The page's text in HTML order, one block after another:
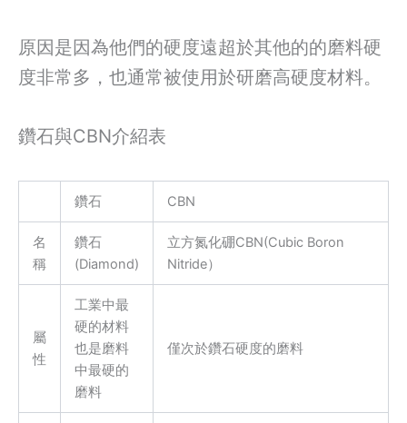
原因是因為他們的硬度遠超於其他的的磨料硬
度非常多，也通常被使用於研磨高硬度材料。
鑽石與CBN介紹表
鑽石 CBN
名
稱
鑽石
(Diamond)
立方氮化硼CBN(Cubic Boron
Nitride）
屬
性
工業中最
硬的材料
也是磨料
中最硬的
磨料
僅次於鑽石硬度的磨料